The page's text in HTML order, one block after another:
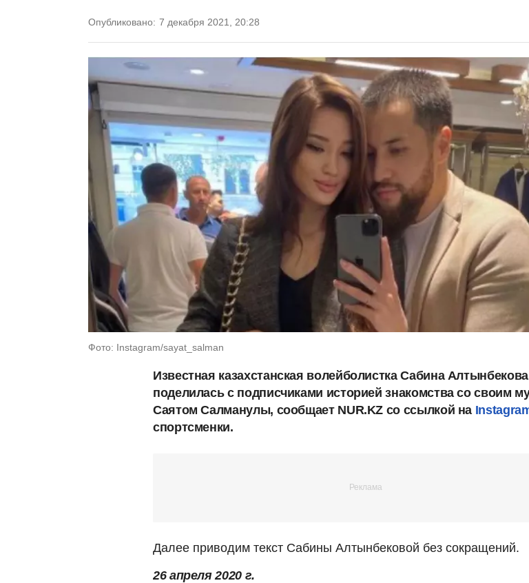
Опубликовано: 7 декабря 2021, 20:28
Фото: Instagram/sayat_salman
Известная казахстанская волейболистка Сабина Алтынбекова
поделилась с подписчиками историей знакомства со своим
Саятом Салманулы, сообщает NUR.KZ со ссылкой на
спортсменки.
Далее приводим текст Сабины Алтынбековой без сокращений.
26 апреля 2020 г.